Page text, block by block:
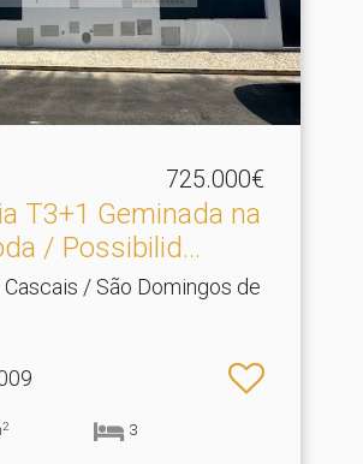
725.000€
T3+1 Geminada na
/ Possibilid.​..
/ São Domingos de
2 3